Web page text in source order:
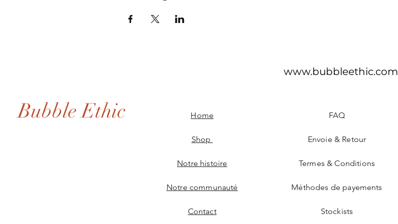
Bubble Ethic Home
Shop
Notre histoire
Notre communauté
Contact
www.bubbleethic.com
FAQ
Envoie & Retour
Termes & Conditions
Méthodes de payements
Stockists